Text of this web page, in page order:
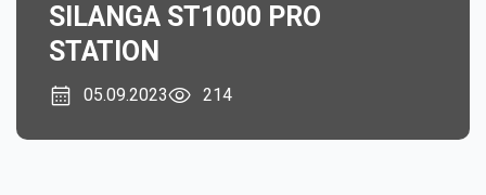
SILANGA ST1000 PRO
STATION
05.09.2023 214